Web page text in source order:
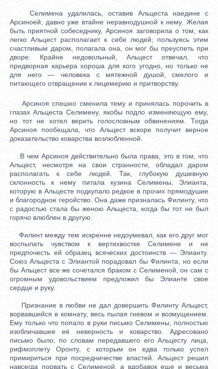
Селимена удалилась, оставив Альцеста наедине с
Арсиноей, давно уже втайне неравнодушной к нему. Желая
быть приятной собеседнику, Арсиноя заговорила о том, как
легко Альцест располагает к себе людей; пользуясь этим
счастливым даром, полагала она, он мог бы преуспеть при
дворе. Крайне недовольный, Альцест отвечал, что
придворная карьера хороша для кого угодно, но только не
для него — человека с мятежной душой, смелого и
питающего отвращение к лицемерию и притворству.
Арсиноя спешно сменила тему и принялась порочить в
глазах Альцеста Селимену, якобы подло изменяющую ему,
но тот не хотел верить голословным обвинениям. Тогда
Арсиноя пообещала, что Альцест вскоре получит верное
доказательство коварства возлюбленной.
В чем Арсиноя действительно была права, это в том, что
Альцест, несмотря на свои странности, обладал даром
располагать к себе людей. Так, глубокую душевную
склонность к нему питала кузина Селимены, Элианта,
которую в Альцесте подкупало редкое в прочих прямодушие
и благородное геройство. Она даже призналась Филинту, что
с радостью стала бы женою Альцеста, когда бы тот не был
горячо влюблен в другую.
Филинт между тем искренне недоумевал, как его друг мог
воспылать чувством к вертихвостке Селимене и не
предпочесть ей образец всяческих достоинств — Элианту.
Союз Альцеста с Элиантой порадовал бы Филинта, но если
бы Альцест все же сочетался браком с Селименой, он сам с
огромным удовольствием предложил бы Элианте свое
сердце и руку.
Признание в любви не дал довершить Филинту Альцест,
ворвавшийся в комнату, весь пылая гневом и возмущением.
Ему только что попало в руки письмо Селимены, полностью
изобличавшее её неверность и коварство. Адресовано
письмо было, по словам передавшего его Альцесту лица,
рифмоплету Оронту, с которым он едва только успел
примириться при посредничестве властей. Альцест решил
навсегда порвать с Селименой, а вдобавок еще и весьма